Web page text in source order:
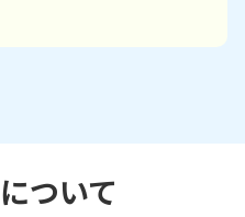
について